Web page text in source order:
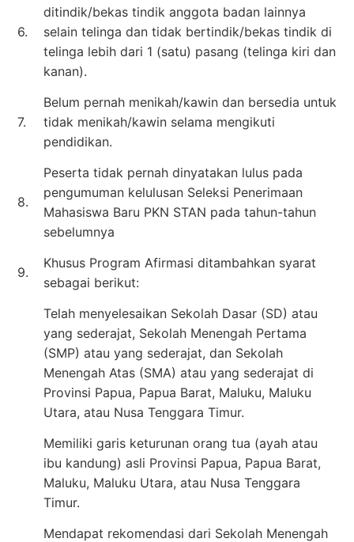
6.
ditindik/bekas tindik anggota badan lainnya
selain telinga dan tidak bertindik/bekas tindik di
telinga lebih dari 1 (satu) pasang (telinga kiri dan
kanan).
7.
Belum pernah menikah/kawin dan bersedia untuk
tidak menikah/kawin selama mengikuti
pendidikan.
8.
Peserta tidak pernah dinyatakan lulus pada
pengumuman kelulusan Seleksi Penerimaan
Mahasiswa Baru PKN STAN pada tahun-tahun
sebelumnya
9.
Khusus Program Afirmasi ditambahkan syarat
sebagai berikut:
Telah menyelesaikan Sekolah Dasar (SD) atau
yang sederajat, Sekolah Menengah Pertama
(SMP) atau yang sederajat, dan Sekolah
Menengah Atas (SMA) atau yang sederajat di
Provinsi Papua, Papua Barat, Maluku, Maluku
Utara, atau Nusa Tenggara Timur.
Memiliki garis keturunan orang tua (ayah atau
ibu kandung) asli Provinsi Papua, Papua Barat,
Maluku, Maluku Utara, atau Nusa Tenggara
Timur.
Mendapat rekomendasi dari Sekolah Menengah